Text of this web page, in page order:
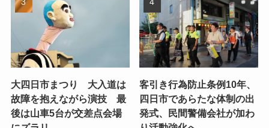
大四日市まつり 大入道は
故障を抱えながら演技 最
後は山車5台が交差点会場
客引き行為防止条例10年、
四日市であらたな体制の出
発式、民間警備会社が加わ